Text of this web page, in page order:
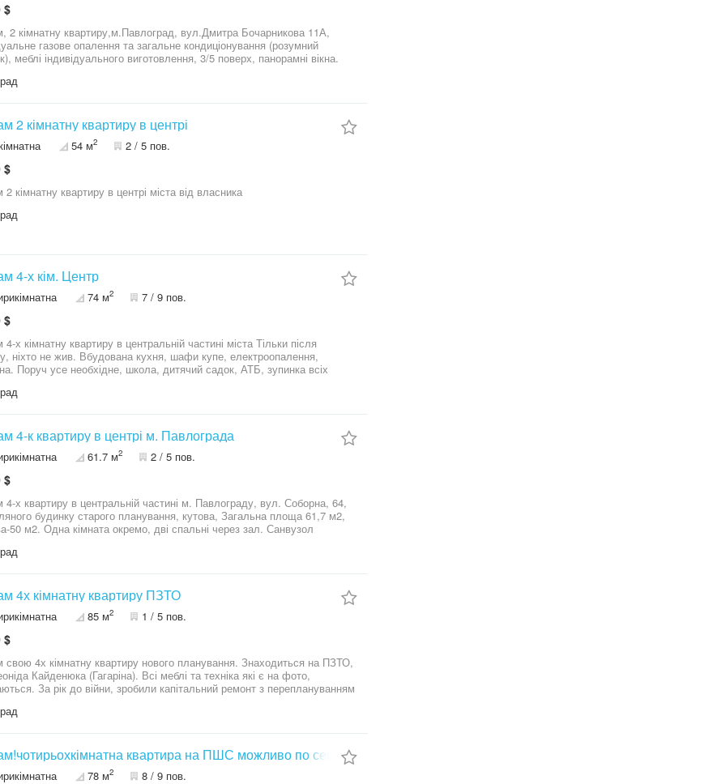
$
2 кімнатну квартиру,м.Павлоград, вул.Дмитра Бочарникова 11А,
опалення та загальне кондиціонування (розумний
меблі індивідуального виготовлення, 3/5 поверх, панорамні вікна.
2 кімнатну квартиру в центрі
54 м2 2 / 5 пов.
$
кімнатну квартиру в центрі міста від власника
4-х кім. Центр
74 м2 7 / 9 пов.
$
х кімнатну квартиру в центральній частині міста Тільки після
ніхто не жив. Вбудована кухня, шафи купе, електроопалення,
Поруч усе необхідне, школа, дитячий садок, АТБ, зупинка всіх
4-к квартиру в центрі м. Павлограда
61.7 м2 2 / 5 пов.
$
4-х квартиру в центральній частині м. Павлограду, вул. Соборна, 64,
будинку старого планування, кутова, Загальна площа 61,7 м2,
50 м2. Одна кімната окремо, дві спальні через зал. Санвузол
рядом парк 1 Травня, дитячий парк, річка, полікліника, і
4х кімнатну квартиру ПЗТО
85 м2 1 / 5 пов.
$
свою 4х кімнатну квартиру нового планування. Знаходиться на ПЗТО,
Кайденюка (Гагаріна). Всі меблі та техніка які є на фото,
За рік до війни, зробили капітальний ремонт з переплануванням
гарно утеплена (стіни 100мм мінеральна вата, під стяжкою 50мм
дерева. Всі вікна з 3х скловими склопакетами. P.S. Маю відео
При необхідності, можу надати
квартира на ПШС можливо по сертифікату
78 м2 8 / 9 пов.